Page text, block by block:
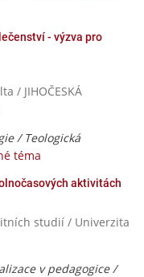
- výzva pro
/ JIHOČESKÁ
/ Teologická
téma
aktivitách
studií / Univerzita
v pedagogice /